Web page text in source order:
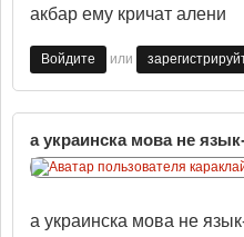
акбар ему кричат алени
Войдите или
а украинска мова не
а украинска мова не